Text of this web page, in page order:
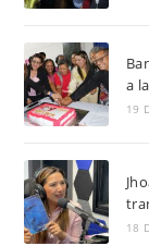
a
19
18